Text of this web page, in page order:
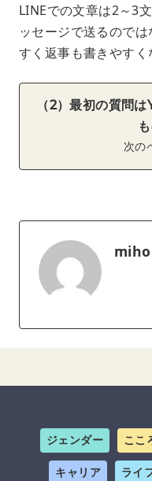
LINEでの文章は2～3
ッセージで送るので
すく返事も書きやすく
（2）最初の質問
次の
ジェンダー ここ
キャリア ライ